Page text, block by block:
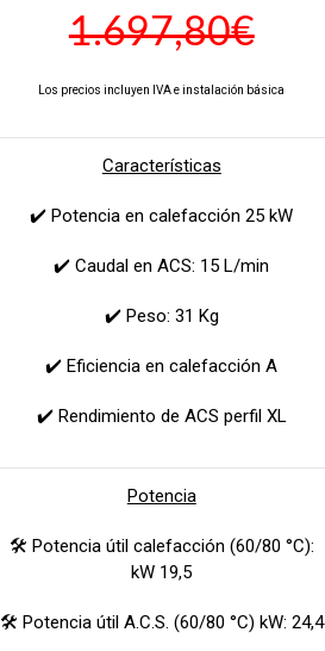
1.697,80€
Los precios incluyen IVA e instalación básica
Características
✔️ Potencia en calefacción 25 kW
✔️ Caudal en ACS: 15 L/min
✔️ Peso: 31 Kg
✔️ Eficiencia en calefacción A
✔️ Rendimiento de ACS perfil XL
Potencia
🛠 Potencia útil calefacción (60/80 °C):
kW 19,5
🛠 Potencia útil A.C.S. (60/80 °C) kW: 24,4